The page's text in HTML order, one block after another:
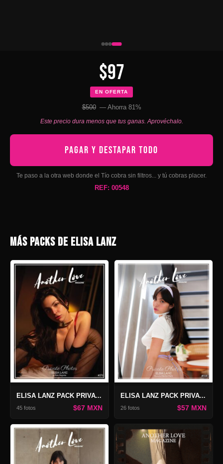
$97
EN OFERTA
$500 — Ahorra 81%
Este precio dura menos que tus ganas. Aprovéchalo.
PAGAR Y DESTAPAR TODO
Te paso a la otra web donde el Tío cobra sin filtros... y tú cobras placer.
REF: 00548
MÁS PACKS DE ELISA LANZ
ELISA LANZ PACK PRIVATE PHOTOS #173
45 fotos $67 MXN
ELISA LANZ PACK PRIVATE PHOTOS 118
26 fotos $57 MXN